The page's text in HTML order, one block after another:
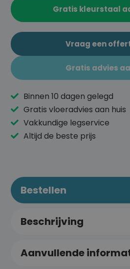
Gratis kleurstaal
Vraag een
Gratis advies
Binnen 10 dagen gelegd
Gratis vloeradvies aan huis
Vakkundige legservice
Altijd de beste prijs
Bestellen
Beschrijving
Aanvullende